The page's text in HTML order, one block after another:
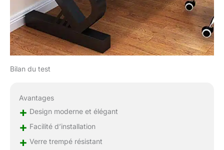
Bilan du test
Avantages
+ Design moderne et élégant
+ Facilité d’installation
+ Verre trempé résistant